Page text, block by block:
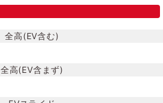
全高(EV含む)
全高(EV含まず)